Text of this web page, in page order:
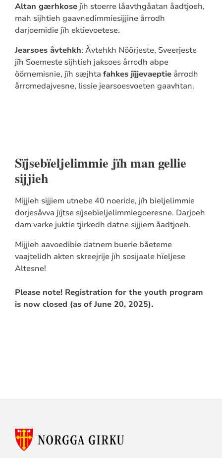
Altan gærhkosejïh stoerre låavthgåatan åadtjoeh,
mah sijhtieh gaavnedimmiesijjine årrodh
darjoemidie jïh ektievoetese.
Jearsoes åvtehkh: Åvtehkh Nöörjeste, Sveerjeste
jïh Soemeste sijhtieh jaksoes årrodh abpe
öörnemisnie, jïh sæjhta fahkes jïjjevaeptieårrodh
årromedajvesne, lissie jearsoesvoeten gaavhtan.
Sïjsebïeljelimmie jïh man gellie
sijjieh
Mijjieh sijjiem utnebe 40 noeride, jïh bieljelimmie
dorjesåvva jïjtse sïjsebïeljelimmiegoeresne. Darjoeh
dam varke juktie tjirkedh datne sijjiem åadtjoeh.
Mijjieh aavoedibie datnem buerie båeteme
vaajtelidh akten skreejrije jïh sosijaale hïeljese
Altesne!
Please note! Registration for the youth program
is now closed (as of June 20, 2025).
KONTAKTINFORMASJON
FOR